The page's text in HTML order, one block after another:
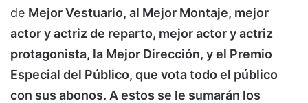
de Mejor Vestuario, al Mejor Montaje, mejor
actor y actriz de reparto, mejor actor y actriz
protagonista, la Mejor Dirección, y el Premio
Especial del Público, que vota todo el público
con sus abonos. A estos se le sumarán los